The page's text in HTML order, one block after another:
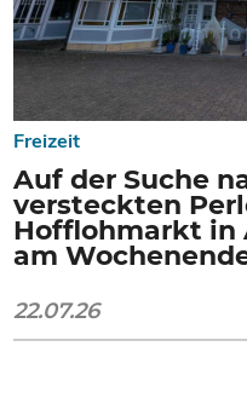
Freizeit
Auf der Suche
versteckten
Hofflohmarkt in
am
22.07.26